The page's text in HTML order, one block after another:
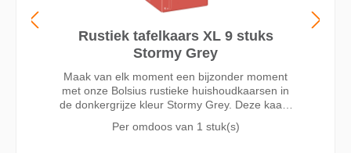
Rustiek tafelkaars XL 9 stuks
Stormy Grey
Maak van elk moment een bijzonder moment
met onze Bolsius rustieke huishoudkaarsen in
de donkergrijze kleur Stormy Grey. Deze kaars
van wel 15 uur dankzij onze MaxAmbiance
Per omdoos van 1 stuk(s)